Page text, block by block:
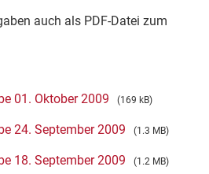
auch als PDF-Datei zum
01. Oktober 2009 (169 kB)
24. September 2009 (1.3 MB)
18. September 2009 (1.2 MB)